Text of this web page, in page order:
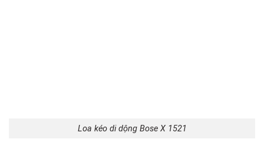
Loa kéo di dộng Bose X 1521